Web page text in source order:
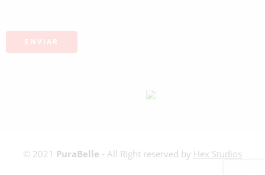
© 2021 PuraBelle - All Right reserved by Hex Studios